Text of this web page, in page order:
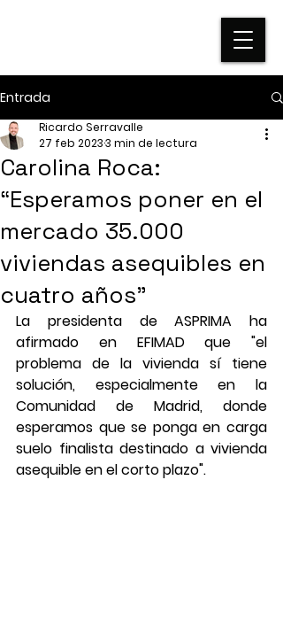
Entrada
Carolina Roca:
“Esperamos poner en el
mercado 35.000
viviendas asequibles en
cuatro años”
Ricardo Serravalle
27 feb 20233 min de lectura
La presidenta de ASPRIMA ha
afirmado en EFIMAD que "el
problema de la vivienda sí tiene
solución, especialmente en la
Comunidad de Madrid, donde
esperamos que se ponga en carga
suelo finalista destinado a vivienda
asequible en el corto plazo".